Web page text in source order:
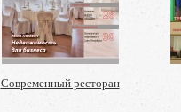
Современный ресторан